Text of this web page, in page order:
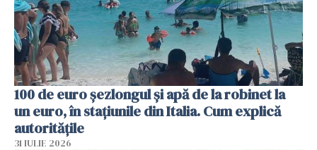
100 de euro șezlongul și apă de la robinet la
un euro, în stațiunile din Italia. Cum explică
autoritățile
31 IULIE 2026